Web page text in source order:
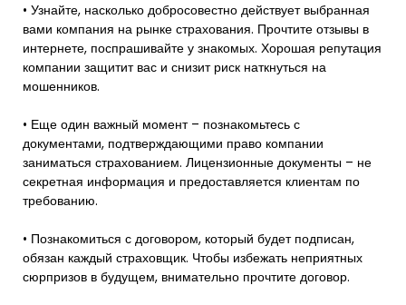
• Узнайте, насколько добросовестно действует выбранная
вами компания на рынке страхования. Прочтите отзывы в
интернете, поспрашивайте у знакомых. Хорошая репутация
компании защитит вас и снизит риск наткнуться на
мошенников.
• Еще один важный момент – познакомьтесь с
документами, подтверждающими право компании
заниматься страхованием. Лицензионные документы – не
секретная информация и предоставляется клиентам по
требованию.
• Познакомиться с договором, который будет подписан,
обязан каждый страховщик. Чтобы избежать неприятных
сюрпризов в будущем, внимательно прочтите договор.